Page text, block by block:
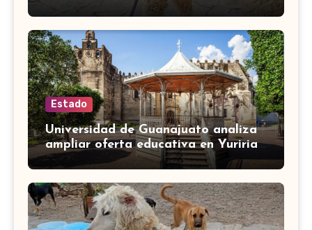
Estado
Universidad de Guanajuato analiza
ampliar oferta educativa en Yuriria
para cubrir demandas de la zona sur